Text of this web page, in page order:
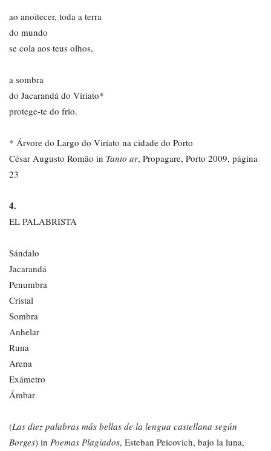
ao anoitecer, toda a terra
do mundo
se cola aos teus olhos,
a sombra
do Jacarandá do Viriato*
protege-te do frio.
* Árvore do Largo do Viriato na cidade do Porto
César Augusto Romão in Tanto ar, Propagare, Porto 2009, página
23
4.
EL PALABRISTA
Sándalo
Jacarandá
Penumbra
Cristal
Sombra
Anhelar
Runa
Arena
Exámetro
Ámbar
(Las diez palabras más bellas de la lengua castellana según
Borges) in Poemas Plagiados, Esteban Peicovich, bajo la luna,